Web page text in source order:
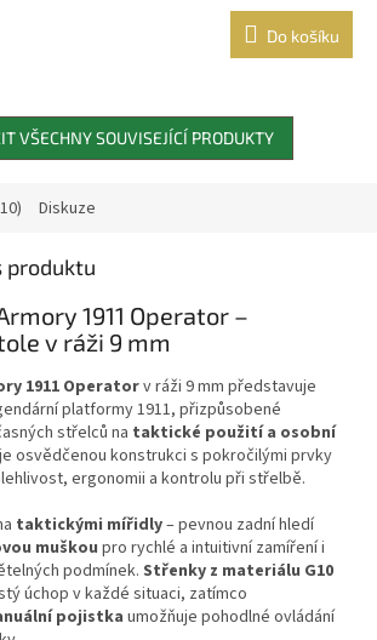
Do košíku
VŠECHNY SOUVISEJÍCÍ PRODUKTY
Diskuze
produktu
1911 Operator –
v ráži 9 mm
1911 Operatorv ráži 9 mm představuje
platformy 1911, přizpůsobené
střelců na taktické použití a osobní
osvědčenou konstrukci s pokročilými prvky
ergonomii a kontrolu při střelbě.
taktickými mířidly– pevnou zadní hledí
muškou pro rychlé a intuitivní zamíření i
podmínek. Střenky z materiálu G10
úchop v každé situaci, zatímco
pojistka umožňuje pohodlné ovládání